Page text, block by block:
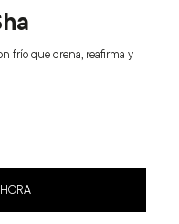
frío que drena, reafirma y